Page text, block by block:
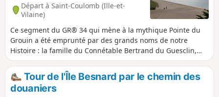
Départ à Saint-Coulomb (Ille-et-
Vilaine)
Ce segment du GR® 34 qui mène à la mythique Pointe du
Grouin a été emprunté par des grands noms de notre
Histoire : la famille du Connétable Bertrand du Guesclin,
l'écrivaine Colette et le chanteur Léo Ferré. Suivez-les
depuis la Plage de la Touesse par le GR® 34 de la Pointe
des Grands Nez à la Pointe du Nid. Sur le retour, vous
passerez devant la Malouinière La Motte aux Chauff.
Tour de l'Île Besnard par le chemin des
douaniers